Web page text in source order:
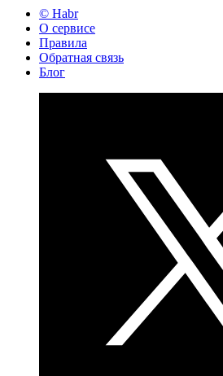
© Habr
О сервисе
Правила
Обратная связь
Блог